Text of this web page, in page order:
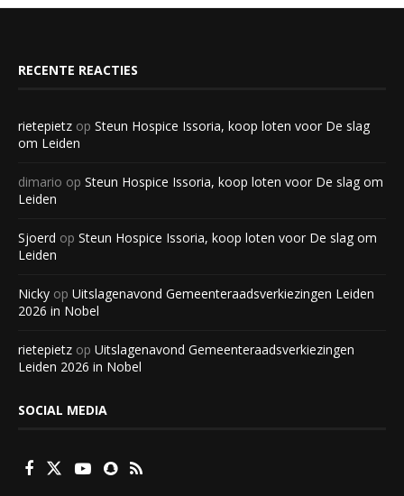
RECENTE REACTIES
rietepietz op Steun Hospice Issoria, koop loten voor De slag
om Leiden
dimario op Steun Hospice Issoria, koop loten voor De slag om
Leiden
Sjoerd op Steun Hospice Issoria, koop loten voor De slag om
Leiden
Nicky op Uitslagenavond Gemeenteraadsverkiezingen Leiden
2026 in Nobel
rietepietz op Uitslagenavond Gemeenteraadsverkiezingen
Leiden 2026 in Nobel
SOCIAL MEDIA